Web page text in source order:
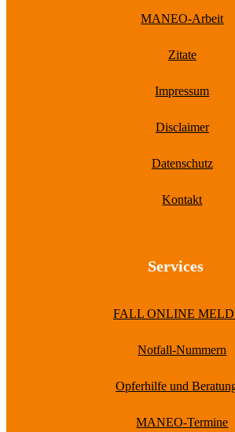
MANEO-Arbeit
Zitate
Impressum
Disclaimer
Datenschutz
Kontakt
Services
FALL ONLINE
Notfall-Nummern
Opferhilfe und
MANEO-Termine